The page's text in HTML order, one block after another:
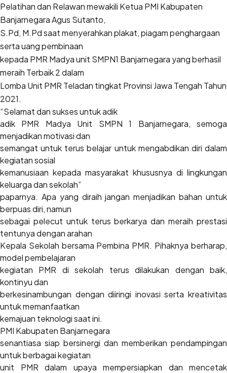
Pelatihan dan Relawan mewakili Ketua PMI Kabupaten
Banjarnegara Agus Sutanto,
S.Pd, M.Pd saat menyerahkan plakat, piagam penghargaan
serta uang pembinaan
kepada PMR Madya unit SMPN1 Banjarnegara yang berhasil
meraih Terbaik 2 dalam
Lomba Unit PMR Teladan tingkat Provinsi Jawa Tengah Tahun
2021.
“Selamat dan sukses untuk adik
adik PMR Madya Unit SMPN 1 Banjarnegara, semoga
menjadikan motivasi dan
semangat untuk terus belajar untuk mengabdikan diri dalam
kegiatan sosial
kemanusiaan kepada masyarakat khususnya di lingkungan
keluarga dan sekolah”
paparnya. Apa yang diraih jangan menjadikan bahan untuk
berpuas diri, namun
sebagai pelecut untuk terus berkarya dan meraih prestasi
tentunya dengan arahan
Kepala Sekolah bersama Pembina PMR. Pihaknya berharap,
model pembelajaran
kegiatan PMR di sekolah terus dilakukan dengan baik,
kontinyu dan
berkesinambungan dengan diiringi inovasi serta kreativitas
untuk memanfaatkan
kemajuan teknologi saat ini.
PMI Kabupaten Banjarnegara
senantiasa siap bersinergi dan memberikan pendampingan
untuk berbagai kegiatan
unit PMR dalam upaya mempersiapkan dan mencetak